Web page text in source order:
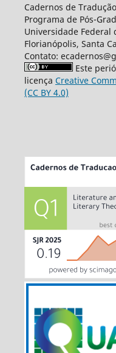
Cadernos de Tradução
Programa de Pós-
Universidade Federal
Florianópolis, Santa
Contato:
Este
licença Creative
(CC BY 4.0)